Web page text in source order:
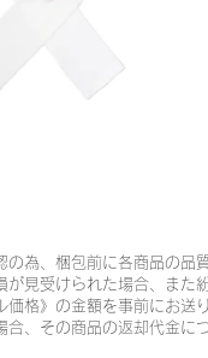
の為、梱包前に各商品の品
が見受けられた場合、また
価格》の金額を事前にお送
合、その商品の返却代金に